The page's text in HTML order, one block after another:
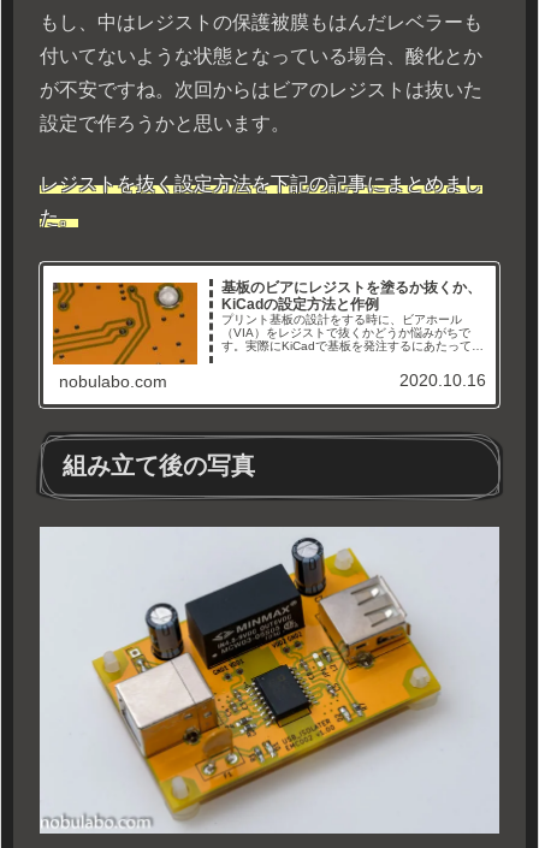
もし、中はレジストの保護被膜もはんだレベラーも
付いてないような状態となっている場合、酸化とか
が不安ですね。次回からはビアのレジストは抜いた
設定で作ろうかと思います。
レジストを抜く設定方法を下記の記事にまとめまし
た。
基板のビアにレジストを塗るか抜くか、
KiCadの設定方法と作例
プリント基板の設計をする時に、ビアホール
（VIA）をレジストで抜くかどうか悩みがちで
す。実際にKiCadで基板を発注するにあたって、
で、その出来栄えの紹介と、KiCadでレジスト無
しに設定変更する方法をまとめましたのでご紹
nobulabo.com 2020.10.16
組み立て後の写真